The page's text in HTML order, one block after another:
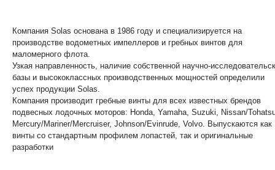
Компания Solas основана в 1986 году и специализируется на
производстве водометных импеллеров и гребных винтов для
маломерного флота.
Узкая направленность, наличие собственной научно-
базы и высококлассных производственных мощностей определили
успех продукции Solas.
Компания производит гребные винты для всех известных брендов
подвесных лодочных моторов: Honda, Yamaha, Suzuki, Nissan/
Mercury/Mariner/Mercruiser, Johnson/Evinrude, Volvo. Выпускаются как
винты со стандартным профилем лопастей, так и оригинальные
разработки